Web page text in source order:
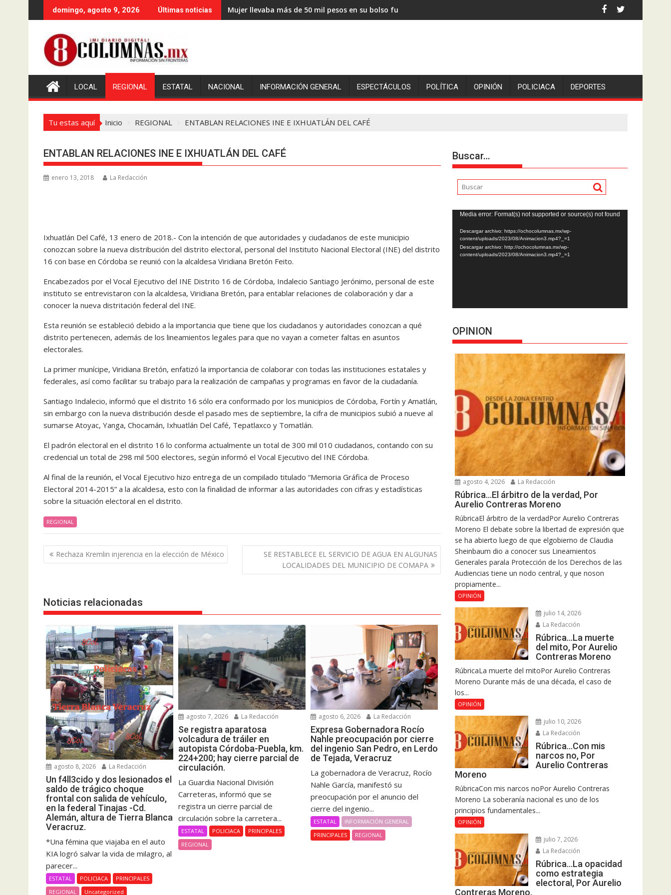
al
domingo, agosto 9, 2026 Últimas noticias Mujer llevaba más de 50 mil pesos en su bolso fue sorprendida por asaltantes
LOCAL REGIONAL ESTATAL NACIONAL INFORMACIÓN GENERAL ESPECTÁCULOS POLÍTICA OPINIÓN POLICIACA DEPORTES
Tu estas aquí Inicio REGIONAL ENTABLAN RELACIONES INE E IXHUATLÁN DEL CAFÉ
ENTABLAN RELACIONES INE E IXHUATLÁN DEL CAFÉ
enero 13, 2018 La Redacción
Ixhuatlán Del Café, 13 enero de 2018.- Con la intención de que autoridades y ciudadanos de este municipio
conozcan sobre la nueva distribución del distrito electoral, personal del Instituto Nacional Electoral (INE) del distrito
16 con base en Córdoba se reunió con la alcaldesa Viridiana Bretón Feito.
Encabezados por el Vocal Ejecutivo del INE Distrito 16 de Córdoba, Indalecio Santiago Jerónimo, personal de este
instituto se entrevistaron con la alcaldesa, Viridiana Bretón, para entablar relaciones de colaboración y dar a
conocer la nueva distritación federal del INE.
Esta reunión se estableció debido a la importancia que tiene que los ciudadanos y autoridades conozcan a qué
distrito pertenecen, además de los lineamientos legales para que no vayan a cometer faltas en asuntos
electorales.
La primer munícipe, Viridiana Bretón, enfatizó la importancia de colaborar con todas las instituciones estatales y
federales, así como facilitar su trabajo para la realización de campañas y programas en favor de la ciudadanía.
Santiago Indalecio, informó que el distrito 16 sólo era conformado por los municipios de Córdoba, Fortín y Amatlán,
sin embargo con la nueva distribución desde el pasado mes de septiembre, la cifra de municipios subió a nueve al
sumarse Atoyac, Yanga, Chocamán, Ixhuatlán Del Café, Tepatlaxco y Tomatlán.
El padrón electoral en el distrito 16 lo conforma actualmente un total de 300 mil 010 ciudadanos, contando con su
credencial un total de 298 mil 500 electores, según informó el Vocal Ejecutivo del INE Córdoba.
Al final de la reunión, el Vocal Ejecutivo hizo entrega de un compilado titulado “Memoria Gráfica de Proceso
Electoral 2014-2015” a la alcaldesa, esto con la finalidad de informar a las autoridades con cifras y estadísticas
sobre la situación electoral en el distrito.
REGIONAL
Navegación
de
Rechaza Kremlin injerencia en la elección de México
SE RESTABLECE EL SERVICIO DE AGUA EN ALGUNAS
LOCALIDADES DEL MUNICIPIO DE COMAPA
Noticias relacionadas
agosto 8, 2026 La Redacción
Un f4ll3cido y dos lesionados el
saldo de trágico choque
frontal con salida de vehículo,
en la federal Tinajas -Cd.
Alemán, altura de Tierra Blanca
Veracruz.
*Una fémina que viajaba en el auto
KIA logró salvar la vida de milagro, al
parecer...
ESTATAL POLICIACA
PRINCIPALES
REGIONAL
Uncategorized
agosto 7, 2026 La Redacción
Se registra aparatosa
volcadura de tráiler en
autopista Córdoba-Puebla, km.
224+200; hay cierre parcial de
circulación.
La Guardia Nacional División
Carreteras, informó que se
registra un cierre parcial de
circulación sobre la carretera...
ESTATAL POLICIACA
PRINCIPALES
REGIONAL
agosto 6, 2026 La Redacción
Expresa Gobernadora Rocío
Nahle preocupación por cierre
del ingenio San Pedro, en Lerdo
de Tejada, Veracruz
La gobernadora de Veracruz, Rocío
Nahle García, manifestó su
preocupación por el anuncio del
cierre del ingenio...
ESTATAL
INFORMACIÓN GENERAL
PRINCIPALES
REGIONAL
Buscar…
Reproductor
de
vídeo
Media error: Format(s) not supported or source(s) not found
Descargar archivo: https://ochocolumnas.mx/wp-
content/uploads/2023/08/Animacion3.mp4?_=1
Descargar archivo: http://ochocolumnas.mx/wp-
content/uploads/2023/08/Animacion3.mp4?_=1
OPINION
agosto 4, 2026 La Redacción
Rúbrica…El árbitro de la verdad, Por
Aurelio Contreras Moreno
RúbricaEl árbitro de la verdadPor Aurelio Contreras
Moreno El debate sobre la libertad de expresión que
se ha abierto luego de que elgobierno de Claudia
Sheinbaum dio a conocer sus Lineamientos
Generales parala Protección de los Derechos de las
Audiencias tiene un nodo central, y que noson
propiamente...
OPINIÓN
julio 14, 2026
La Redacción
Rúbrica…La muerte
del mito, Por Aurelio
Contreras Moreno
RúbricaLa muerte del mitoPor Aurelio Contreras
Moreno Durante más de una década, el caso de
los...
OPINIÓN
julio 10, 2026
La Redacción
Rúbrica…Con mis
narcos no, Por
Aurelio Contreras
Moreno
RúbricaCon mis narcos noPor Aurelio Contreras
Moreno La soberanía nacional es uno de los
principios fundamentales...
OPINIÓN
julio 7, 2026
La Redacción
Rúbrica…La opacidad
como estrategia
electoral, Por Aurelio
Contreras Moreno.